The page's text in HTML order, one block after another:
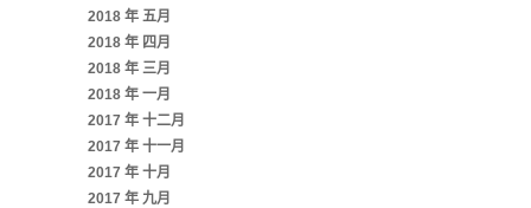
2018 年 五月
2018 年 四月
2018 年 三月
2018 年 一月
2017 年 十二月
2017 年 十一月
2017 年 十月
2017 年 九月